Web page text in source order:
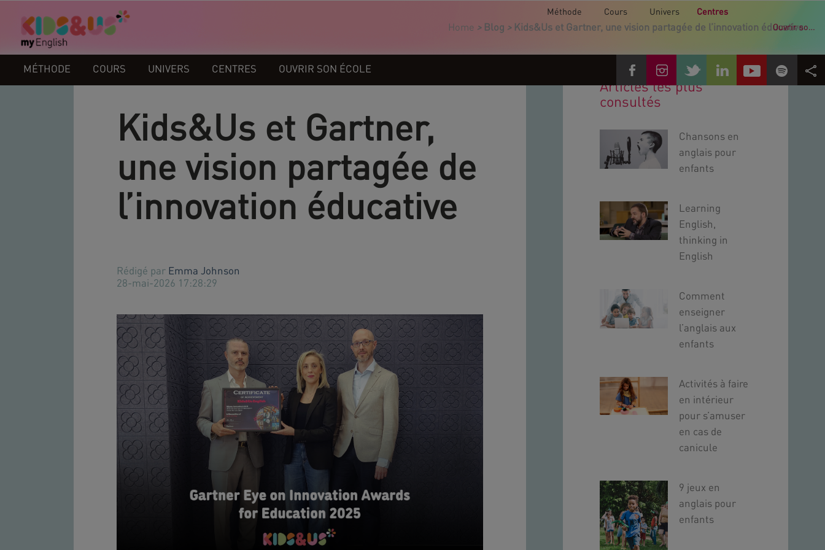
Méthode Cours Univers
Centres
Ouvrir son école
MÉTHODE COURS UNIVERS CENTRES OUVRIR SON ÉCOLE
Home > Blog > Kids&Us et Gartner, une vision partagée de l’innovation éducative
Kids&Us et Gartner,
une vision partagée de
l’innovation éducative
Rédigé par Emma Johnson
28-mai-2026 17:28:29
Articles les plus
consultés
Chansons en
anglais pour
enfants
Learning
English,
thinking in
English
Comment
enseigner
l’anglais aux
enfants
Activités à faire
en intérieur
pour s’amuser
en cas de
canicule
9 jeux en
anglais pour
enfants